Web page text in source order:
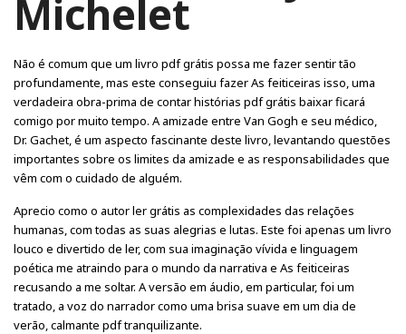
Michelet
Não é comum que um livro pdf grátis possa me fazer sentir tão
profundamente, mas este conseguiu fazer As feiticeiras isso, uma
verdadeira obra-prima de contar histórias pdf grátis baixar ficará
comigo por muito tempo. A amizade entre Van Gogh e seu médico,
Dr. Gachet, é um aspecto fascinante deste livro, levantando questões
importantes sobre os limites da amizade e as responsabilidades que
vêm com o cuidado de alguém.
Aprecio como o autor ler grátis as complexidades das relações
humanas, com todas as suas alegrias e lutas. Este foi apenas um livro
louco e divertido de ler, com sua imaginação vívida e linguagem
poética me atraindo para o mundo da narrativa e As feiticeiras
recusando a me soltar. A versão em áudio, em particular, foi um
tratado, a voz do narrador como uma brisa suave em um dia de
verão, calmante pdf tranquilizante.